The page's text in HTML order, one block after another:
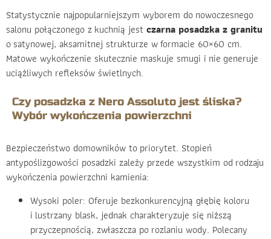
Statystycznie najpopularniejszym wyborem do nowoczesnego
salonu połączonego z kuchnią jest czarna posadzka z granitu
o satynowej, aksamitnej strukturze w formacie 60×60 cm.
Matowe wykończenie skutecznie maskuje smugi i nie generuje
uciążliwych refleksów świetlnych.
Czy posadzka z Nero Assoluto jest śliska?
Wybór wykończenia powierzchni
Bezpieczeństwo domowników to priorytet. Stopień
antypoślizgowości posadzki zależy przede wszystkim od rodzaju
wykończenia powierzchni kamienia:
Wysoki poler: Oferuje bezkonkurencyjną głębię koloru
i lustrzany blask, jednak charakteryzuje się niższą
przyczepnością, zwłaszcza po rozlaniu wody. Polecany